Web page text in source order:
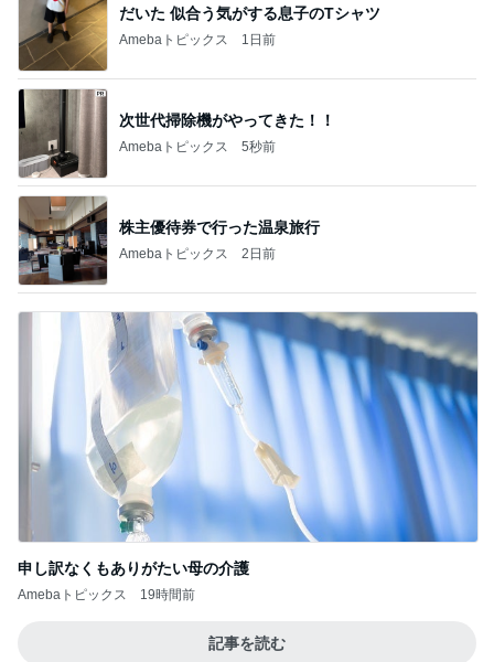
だいた 似合う気がする息子のTシャツ
Amebaトピックス 1日前
次世代掃除機がやってきた！！
Amebaトピックス 5秒前
株主優待券で行った温泉旅行
Amebaトピックス 2日前
申し訳なくもありがたい母の介護
Amebaトピックス 19時間前
記事を読む